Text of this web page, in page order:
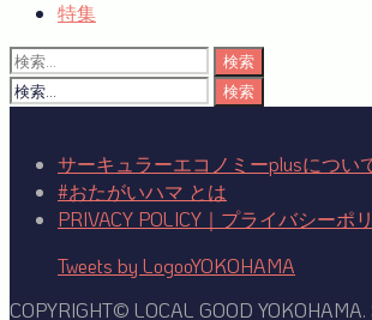
特集
検
索:
検
サーキュラーエコノミーplusについ
#おたがいハマ とは
PRIVACY POLICY｜プライバシーポ
Tweets by LogooYOKOHAMA
COPYRIGHT© LOCAL GOOD